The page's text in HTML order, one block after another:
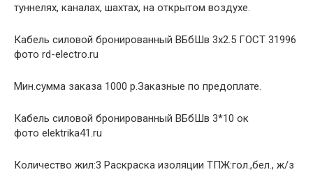
туннелях, каналах, шахтах, на открытом воздухе.
Кабель силовой бронированный ВБбШв 3х2.5 ГОСТ 31996
фото rd-electro.ru
Мин.сумма заказа 1000 р.Заказные по предоплате.
Кабель силовой бронированный ВБбШв 3*10 ок
фото elektrika41.ru
Количество жил:3 Раскраска изоляции ТПЖ:гол.,бел., ж/з